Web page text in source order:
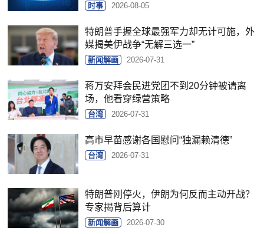
时事 2026-08-05
特朗普手握全球最强军力却无计可施，外
媒揭美伊战争“无解三选一”
新闻解画 2026-07-31
蒋万安拜会民进党团不到20分钟被请离
场，他看穿绿营策略
台湾 2026-07-31
高市早苗感谢各国慰问“独漏赖清德”
台湾 2026-07-31
特朗普刚停火，伊朗为何反而主动开战？
专家揭背后算计
新闻解画 2026-07-30